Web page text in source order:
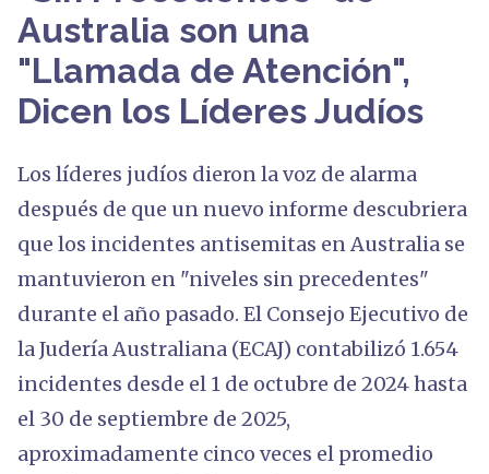
Australia son una
"Llamada de Atención",
Dicen los Líderes Judíos
Los líderes judíos dieron la voz de alarma
después de que un nuevo informe descubriera
que los incidentes antisemitas en Australia se
mantuvieron en "niveles sin precedentes"
durante el año pasado. El Consejo Ejecutivo de
la Judería Australiana (ECAJ) contabilizó 1.654
incidentes desde el 1 de octubre de 2024 hasta
el 30 de septiembre de 2025,
aproximadamente cinco veces el promedio